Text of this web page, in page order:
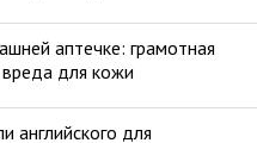
аптечке: грамотная
для кожи
английского для